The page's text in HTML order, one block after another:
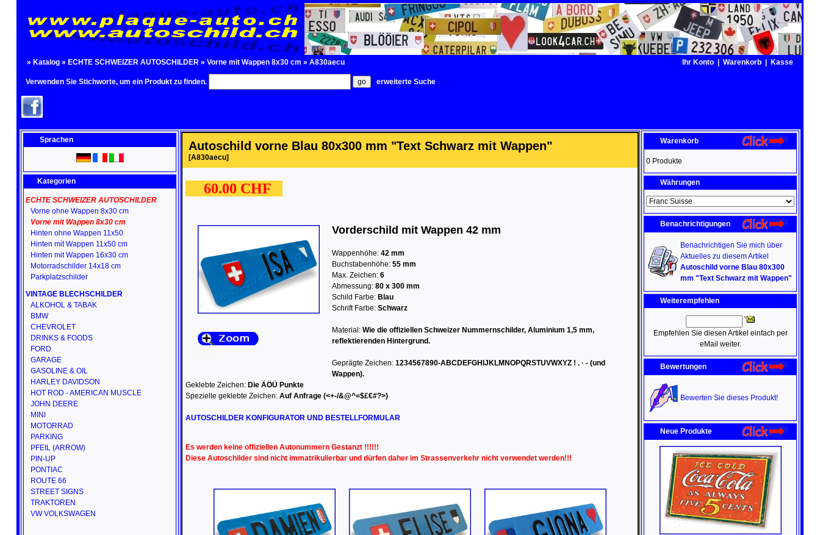
» Katalog » ECHTE SCHWEIZER AUTOSCHILDER » Vorne mit Wappen 8x30 cm » A830aecu Ihr Konto Warenkorb Kasse
Verwenden Sie Stichworte, um ein Produkt zu finden. erweiterte Suche
Sprachen
Kategorien
ECHTE SCHWEIZER AUTOSCHILDER
Vorne ohne Wappen 8x30 cm
Vorne mit Wappen 8x30 cm
Hinten ohne Wappen 11x50
Hinten mit Wappen 11x50 cm
Hinten mit Wappen 16x30 cm
Motorradschilder 14x18 cm
Parkplatzschilder
VINTAGE BLECHSCHILDER
ALKOHOL & TABAK
BMW
CHEVROLET
DRINKS & FOODS
FORD
GARAGE
GASOLINE & OIL
HARLEY DAVIDSON
HOT ROD - AMERICAN MUSCLE
JOHN DEERE
MINI
MOTORRAD
PARKING
PFEIL (ARROW)
PIN-UP
PONTIAC
ROUTE 66
STREET SIGNS
TRAKTOREN
VW VOLKSWAGEN
Autoschild vorne Blau 80x300 mm "Text Schwarz mit Wappen"
[A830aecu]
60.00 CHF
Vorderschild mit Wappen 42 mm
Wappenhöhe: 42 mm
Buchstabenhöhe: 55 mm
Max. Zeichen: 6
Abmessung: 80 x 300 mm
Schild Farbe: Blau
Schrift Farbe: Schwarz
Material: Wie die offiziellen Schweizer Nummernschilder, Aluminium 1,5 mm,
reflektierenden Hintergrund.
Geprägte Zeichen: 1234567890-ABCDEFGHIJKLMNOPQRSTUVWXYZ ! . · - (und
Wappen).
Geklebte Zeichen: Die ÄÖÜ Punkte
Spezielle geklebte Zeichen: Auf Anfrage (<+-/&@^=$£€#?>)
AUTOSCHILDER KONFIGURATOR UND BESTELLFORMULAR
Es werden keine offiziellen Autonummern Gestanzt !!!!!!
Diese Autoschilder sind nicht immatrikulierbar und dürfen daher im Strassenverkehr nicht verwendet werden!!!
Warenkorb
0 Produkte
Währungen
Benachrichtigungen
Benachrichtigen Sie mich über
Aktuelles zu diesem Artikel
Autoschild vorne Blau 80x300
mm "Text Schwarz mit Wappen"
Weiterempfehlen
Empfehlen Sie diesen Artikel einfach per
eMail weiter.
Bewertungen
Bewerten Sie dieses Produkt!
Neue Produkte